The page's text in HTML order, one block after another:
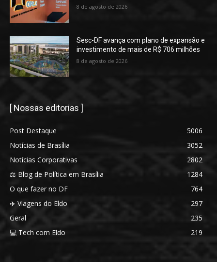
8 de agosto de 2026
Sesc-DF avança com plano de expansão e
investimento de mais de R$ 706 milhões
8 de agosto de 2026
[ Nossas editorias ]
Post Destaque
5006
Notícias de Brasília
3052
Notícias Corporativas
2802
⚖️ Blog de Política em Brasília
1284
O que fazer no DF
764
✈️ Viagens do Eldo
297
Geral
235
💻 Tech com Eldo
219